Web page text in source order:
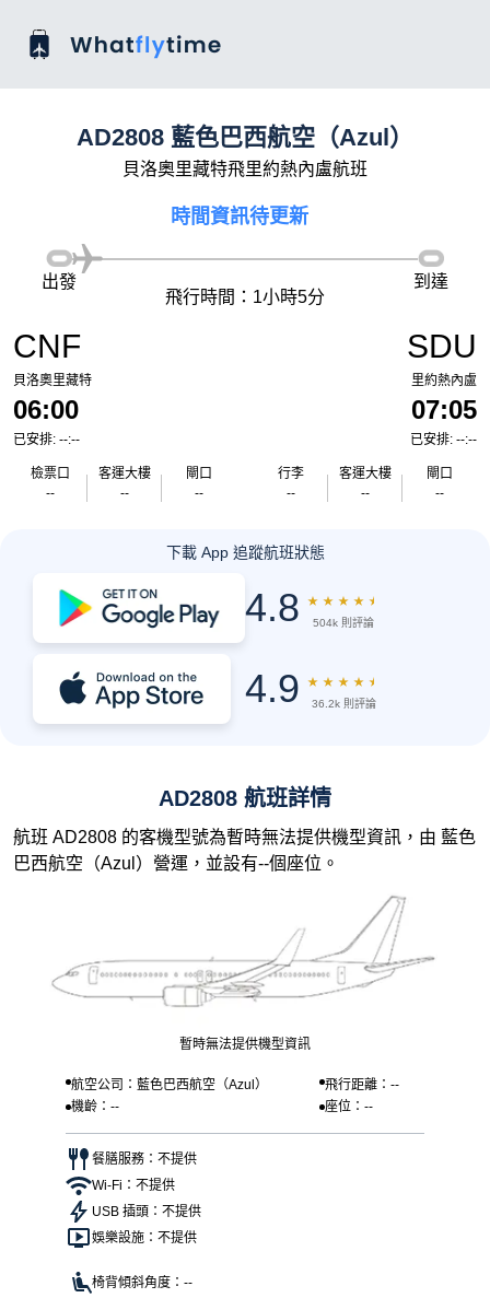
AD2808 藍色巴西航空（Azul）
貝洛奧里藏特飛里約熱內盧航班
時間資訊待更新
CNF
貝洛奧里藏特
06:00
已安排: --:--
檢票口
--
客運大樓
--
閘口
--
出發
飛行時間：1小時5分
到達
SDU
里約熱內盧
07:05
已安排: --:--
行李
--
客運大樓
--
閘口
--
下載 App 追蹤航班狀態
4.8 ★ ★ ★ ★ ★
504k 則評論
4.9 ★ ★ ★ ★ ★
36.2k 則評論
AD2808 航班詳情
航班 AD2808 的客機型號為暫時無法提供機型資訊，由 藍色
巴西航空（Azul）營運，並設有--個座位。
暫時無法提供機型資訊
航空公司：藍色巴西航空（Azul）
飛行距離：--
機齡：--
座位：--
餐膳服務：不提供
Wi-Fi：不提供
USB 插頭：不提供
娛樂設施：不提供
椅背傾斜角度：--